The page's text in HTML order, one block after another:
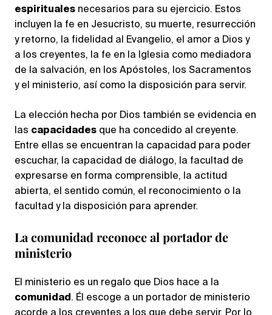
espirituales necesarios para su ejercicio. Estos
incluyen la fe en Jesucristo, su muerte, resurrección
y retorno, la fidelidad al Evangelio, el amor a Dios y
a los creyentes, la fe en la Iglesia como mediadora
de la salvación, en los Apóstoles, los Sacramentos
y el ministerio, así como la disposición para servir.
La elección hecha por Dios también se evidencia en
las capacidades que ha concedido al creyente.
Entre ellas se encuentran la capacidad para poder
escuchar, la capacidad de diálogo, la facultad de
expresarse en forma comprensible, la actitud
abierta, el sentido común, el reconocimiento o la
facultad y la disposición para aprender.
La comunidad reconoce al portador de
ministerio
El ministerio es un regalo que Dios hace a la
comunidad . Él escoge a un portador de ministerio
acorde a los creyentes a los que debe servir. Por lo